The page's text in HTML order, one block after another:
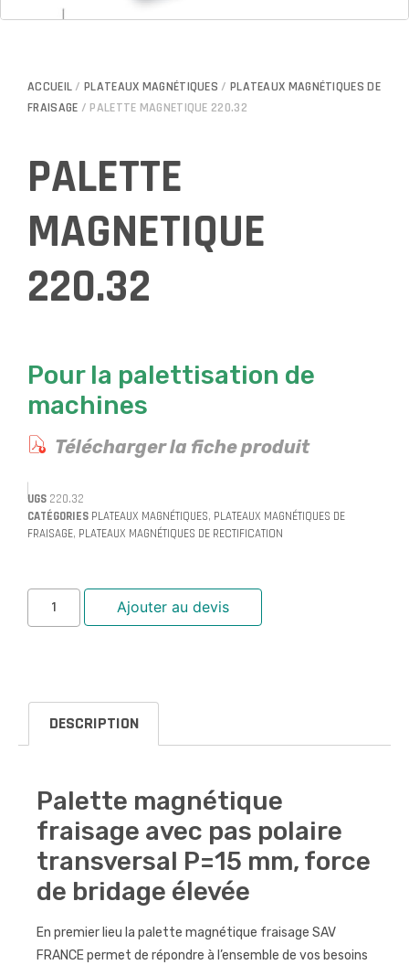
ACCUEIL /PLATEAUX MAGNÉTIQUES / PLATEAUX MAGNÉTIQUES DE
FRAISAGE / PALETTE MAGNETIQUE 220.32
PALETTE
MAGNETIQUE
220.32
Pour la palettisation de
machines
Télécharger la fiche produit
UGS 220.32
CATÉGORIES PLATEAUX MAGNÉTIQUES, PLATEAUX MAGNÉTIQUES DE
FRAISAGE, PLATEAUX MAGNÉTIQUES DE RECTIFICATION
Ajouter au devis
DESCRIPTION
Palette magnétique
fraisage avec pas polaire
transversal P=15 mm, force
de bridage élevée
En premier lieu la palette magnétique fraisage SAV
FRANCE permet de répondre à l’ensemble de vos besoins